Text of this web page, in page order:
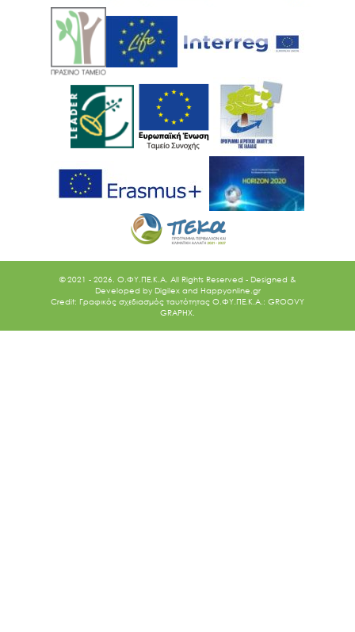
© 2021 - 2026. O.ΦΥ.ΠΕ.Κ.Α. All Rights Reserved - Designed &
Developed by Digilex and Happyonline.gr
Credit: Γραφικός σχεδιασμός ταυτότητας Ο.ΦΥ.ΠΕ.Κ.Α.: GROOVY
GRAPHX.